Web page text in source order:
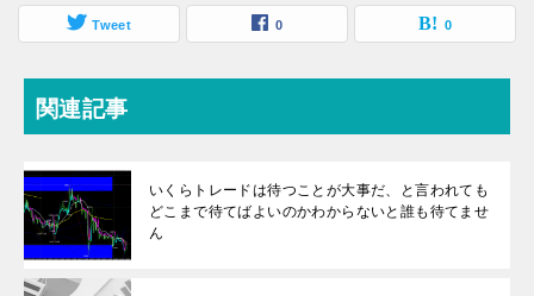
Tweet 0 0
関連記事
いくらトレードは待つことが大事だ、と言われても
どこまで待てばよいのかわからないと誰も待てませ
ん